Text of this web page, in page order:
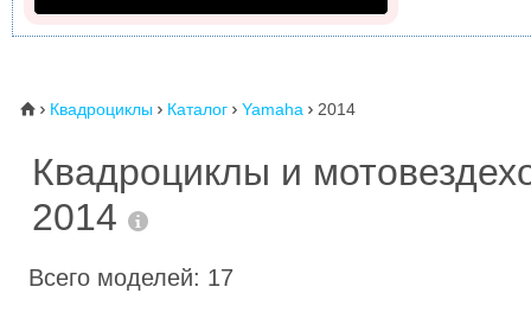
⌂  Квадроциклы  Каталог  Yamaha  2014
Квадроциклы и
2014
Всего моделей: 17